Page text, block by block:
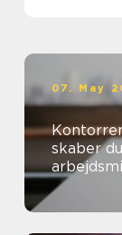
07. May
skaber